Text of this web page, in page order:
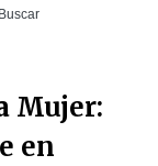
Buscar
Mujer:
en